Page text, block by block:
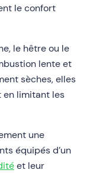
le confort
le hêtre ou le
lente et
sèches, elles
en limitant les
une
équipés d’un
et leur